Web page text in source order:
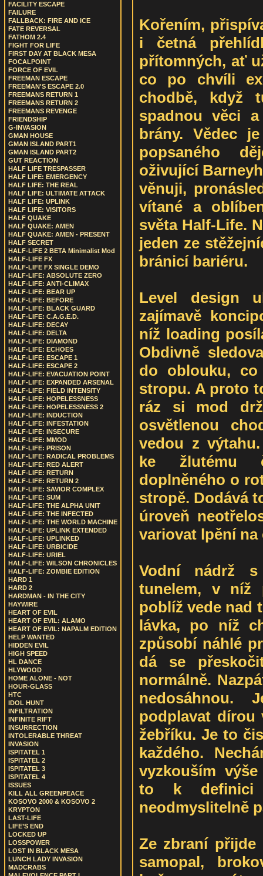
FACILITY ESCAPE
FAILURE
FALLBACK: FIRE AND ICE
FATE REVERSAL
FATHOM 2.4
FIGHT FOR LIFE
FIRST DAY AT BLACK MESA
FOCALPOINT
FORCE OF EVIL
FREEMAN ESCAPE
FREEMAN'S ESCAPE 2.0
FREEMANS RETURN 1
FREEMANS RETURN 2
FREEMANS REVENGE
FRIENDSHIP
G-INVASION
GMAN HOUSE
GMAN ISLAND PART1
GMAN ISLAND PART2
GUT REACTION
HALF LIFE TRESPASSER
HALF LIFE: EMERGENCY
HALF LIFE: THE REAL
HALF LIFE: ULTIMATE ATTACK
HALF LIFE: UPLINK
HALF LIFE: VISITORS
HALF QUAKE
HALF QUAKE: AMEN
HALF QUAKE: AMEN - PRESENT
HALF SECRET
HALF-LIFE 2 BETA Minimalist Mod
HALF-LIFE FX
HALF-LIFE FX SINGLE DEMO
HALF-LIFE: ABSOLUTE ZERO
HALF-LIFE: ANTI-CLIMAX
HALF-LIFE: BEAR UP
HALF-LIFE: BEFORE
HALF-LIFE: BLACK GUARD
HALF-LIFE: C.A.G.E.D.
HALF-LIFE: DECAY
HALF-LIFE: DELTA
HALF-LIFE: DIAMOND
HALF-LIFE: ECHOES
HALF-LIFE: ESCAPE 1
HALF-LIFE: ESCAPE 2
HALF-LIFE: EVACUATION POINT
HALF-LIFE: EXPANDED ARSENAL
HALF-LIFE: FIELD INTENSITY
HALF-LIFE: HOPELESSNESS
HALF-LIFE: HOPELESSNESS 2
HALF-LIFE: INDUCTION
HALF-LIFE: INFESTATION
HALF-LIFE: INSECURE
HALF-LIFE: MMOD
HALF-LIFE: PRISON
HALF-LIFE: RADICAL PROBLEMS
HALF-LIFE: RED ALERT
HALF-LIFE: RETURN
HALF-LIFE: RETURN 2
HALF-LIFE: SAVIOR COMPLEX
HALF-LIFE: SUM
HALF-LIFE: THE ALPHA UNIT
HALF-LIFE: THE INFECTED
HALF-LIFE: THE WORLD MACHINE
HALF-LIFE: UPLINK EXTENDED
HALF-LIFE: UPLINKED
HALF-LIFE: URBICIDE
HALF-LIFE: URIEL
HALF-LIFE: WILSON CHRONICLES
HALF-LIFE: ZOMBIE EDITION
HARD 1
HARD 2
HARDMAN - IN THE CITY
HAYWIRE
HEART OF EVIL
HEART OF EVIL: ALAMO
HEART OF EVIL: NAPALM EDITION
HELP WANTED
HIDDEN EVIL
HIGH SPEED
HL DANCE
HLYWOOD
HOME ALONE - NOT
HOUR-GLASS
HTC
IDOL HUNT
INFILTRATION
INFINITE RIFT
INSURRECTION
INTOLERABLE THREAT
INVASION
ISPITATEL 1
ISPITATEL 2
ISPITATEL 3
ISPITATEL 4
ISSUES
KILL ALL GREENPEACE
KOSOVO 2000 & KOSOVO 2
KRYPTON
LAST-LIFE
LIFE’S END
LOCKED UP
LOSSPOWER
LOST IN BLACK MESA
LUNCH LADY INVASION
MADCRABS
Kořením,
i četná
přítomných, ať
co po chvíli
chodbě, když
spadnou věci
brány. Vědec
popsaného
oživující
věnuji,
vítané a
světa Half-Life.
jeden ze
bránicí bariéru.
Level design
zajímavě
níž loading
Obdivně
do oblouku,
stropu. A proto
ráz si mod
osvětlenou
vedou z
ke žlutému
doplněného o
stropě. Dodává
úroveň
variovat lpění na
Vodní nádrž s
tunelem, v níž
poblíž vede nad
lávka, po níž
způsobí náhlé
dá se
normálně.
podplavat
žebříku. Je to
každého.
vyzkouším
to k definici
neodmyslitelně
Ze zbraní
samopal,